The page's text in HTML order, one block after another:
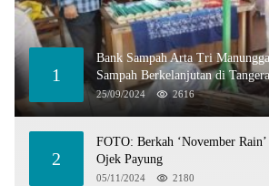
1
Bank Sampah Arta Tri
Sampah Berkelanjutan di
25/09/2024 2616
2
FOTO: Berkah ‘November
Ojek Payung
05/11/2024 2180